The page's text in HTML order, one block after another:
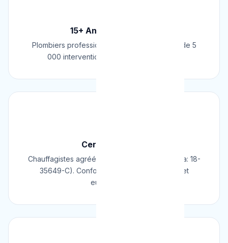
15+ Ans d'Expérience
Plombiers professionnels depuis 2009. Plus de 5
000 interventions réussies en Belgique.
Certifié & Agréé
Chauffagistes agréés Cerga/Cedicol (N° Cerga: 18-
35649-C). Conformes aux normes belges et
européennes.